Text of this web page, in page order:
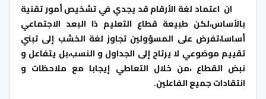
ان اعتماد لغة الأرقام قد يجدي في تشخيص أمور تقنية
بالأساس،لكن طبيعة قطاع التعليم ذا البعد الاجتماعي
أساسا،تفرض على المسؤولين تجاوز لغة الخشب إلى تبني
تقييم موضوعي لا يرتاح إلى الجداول و النسب،بل يتفاعل و
نبض القطاع ،من خلال التعاطي إيجابا مع ملاحظات و
انتقادات جميع الفاعلين.